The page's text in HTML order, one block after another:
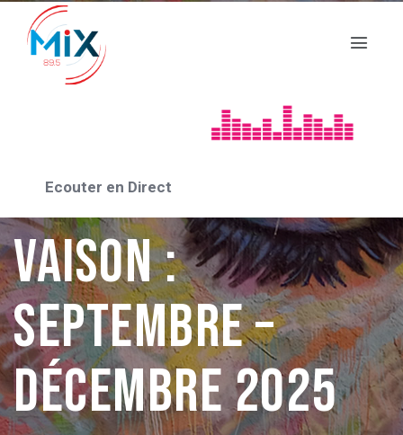
Ecouter en Direct
ACTUALITÉS 2025
Agenda Théâtre
des 2 Mondes à
Vaison :
septembre –
décembre 2025